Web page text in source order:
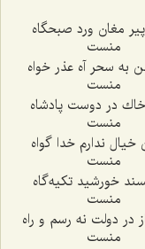
مغان ورد صبحگاه
منست
به سحر آه عذر خواه
منست‌
در دوست پادشاه
منست
خيال ندارم خدا گواه
منست
خورشيد تكيه‌گاه
منست
در دولت نه رسم و راه
منست